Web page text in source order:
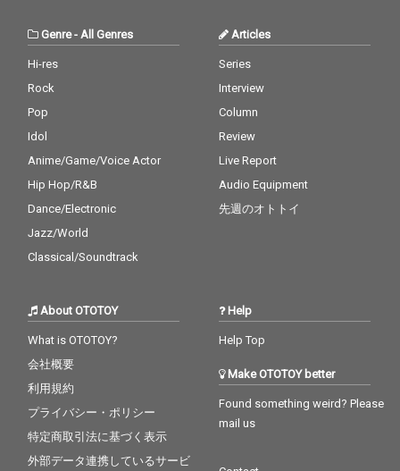
Genre- All Genres
Hi-res
Rock
Pop
Idol
Anime/Game/Voice Actor
Hip Hop/R&B
Dance/Electronic
Jazz/World
Classical/Soundtrack
Articles
Series
Interview
Column
Review
Live Report
Audio Equipment
先週のオトトイ
About OTOTOY
What is OTOTOY?
会社概要
利用規約
プライバシー・ポリシー
特定商取引法に基づく表示
外部データ連携しているサービ
Help
Help Top
Make OTOTOY better
Found something weird? Please
mail us